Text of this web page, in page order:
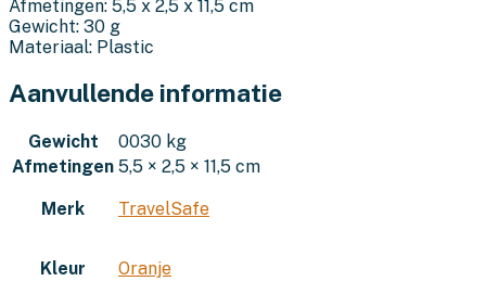
Afmetingen: 5,5 x 2,5 x 11,5 cm
Gewicht: 30 g
Materiaal: Plastic
Aanvullende informatie
Gewicht
0030 kg
Afmetingen 5,5 × 2,5 × 11,5 cm
Merk TravelSafe
Kleur Oranje